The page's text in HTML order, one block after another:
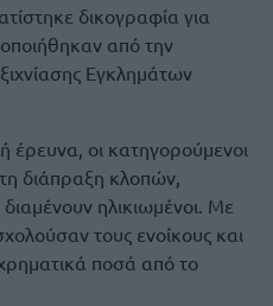
δικογραφία για
από την
Εγκλημάτων
οι κατηγορούμενοι
διάπραξη κλοπών,
ηλικιωμένοι. Με
τους ενοίκους και
ποσά από το